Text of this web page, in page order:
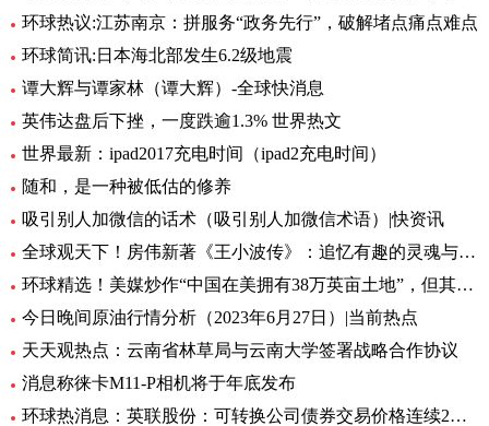
环球热议:江苏南京：拼服务“政务先行”，破解堵点痛点难点
环球简讯:日本海北部发生6.2级地震
谭大辉与谭家林（谭大辉）-全球快消息
英伟达盘后下挫，一度跌逾1.3% 世界热文
世界最新：ipad2017充电时间（ipad2充电时间）
随和，是一种被低估的修养
吸引别人加微信的话术（吸引别人加微信术语）|快资讯
全球观天下！房伟新著《王小波传》：追忆有趣的灵魂与思想的炬火
环球精选！美媒炒作“中国在美拥有38万英亩土地”，但其中数据真相了......
今日晚间原油行情分析（2023年6月27日）|当前热点
天天观热点：云南省林草局与云南大学签署战略合作协议
消息称徕卡M11-P相机将于年底发布
环球热消息：英联股份：可转换公司债券交易价格连续2个交易日内收盘价格涨幅偏离值累计超过30%